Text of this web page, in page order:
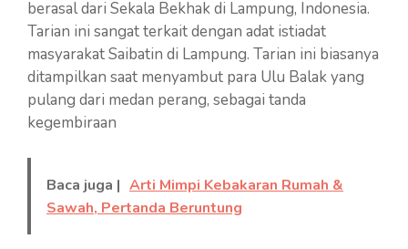
berasal dari Sekala Bekhak di Lampung, Indonesia.
Tarian ini sangat terkait dengan adat istiadat
masyarakat Saibatin di Lampung. Tarian ini biasanya
ditampilkan saat menyambut para Ulu Balak yang
pulang dari medan perang, sebagai tanda
kegembiraan
Baca juga | Arti Mimpi Kebakaran Rumah &
Sawah, Pertanda Beruntung